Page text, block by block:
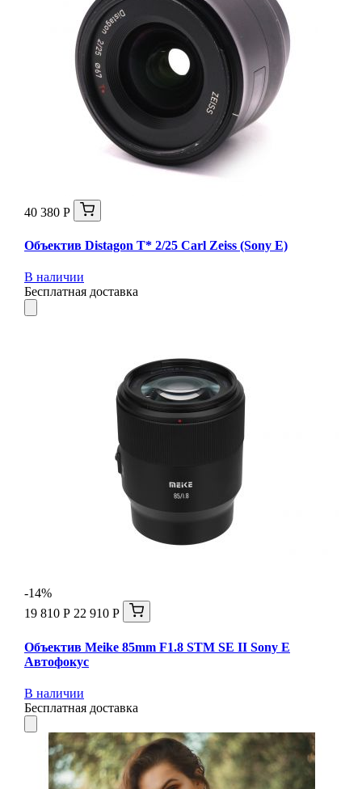
40 380 Р
Объектив Distagon T* 2/25 Carl Zeiss (Sony E)
В наличии
Бесплатная доставка
-14%
19 810 Р 22 910 Р
Объектив Meike 85mm F1.8 STM SE II Sony E
Автофокус
В наличии
Бесплатная доставка